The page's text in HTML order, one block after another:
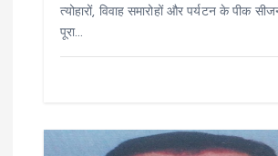
त्योहारों, विवाह समारोहों और पर्यटन के पीक
पूरा…